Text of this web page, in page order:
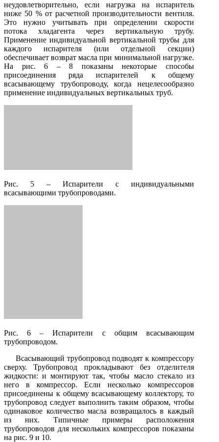
неудовлетворительно, если нагрузка на испаритель
ниже 50 % от расчетной производительности вентиля.
Это нужно учитывать при определении скорости
потока хладагента через вертикальную трубу.
Применение индивидуальной вертикальной трубы для
каждого испарителя (или отдельной секции)
обеспечивает возврат масла при минимальной нагрузке.
На рис. 6 – 8 показаны некоторые способы
присоединения ряда испарителей к общему
всасывающему трубопроводу, когда нецелесообразно
применение индивидуальных вертикальных труб.
Рис. 5 – Испарители с индивидуальными
всасывающими трубопроводами.
Рис. 6 – Испарители с общим всасывающим
трубопроводом.
Всасывающий трубопровод подводят к компрессору
сверху. Трубопровод прокладывают без отделителя
жидкости: и монтируют так, чтобы масло стекало из
него в компрессор. Если несколько компрессоров
присоединены к общему всасывающему коллектору, то
трубопровод следует выполнить таким образом, чтобы
одинаковое количество масла возвращалось в каждый
из них. Типичные примеры расположения
трубопроводов для нескольких компрессоров показаны
на рис. 9 и 10.